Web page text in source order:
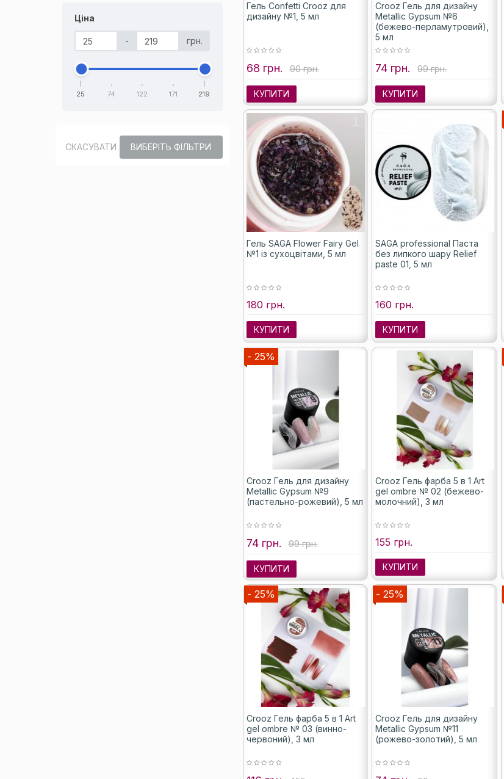
Ціна
- грн.
25 74 122 171 219
СКАСУВАТИ ВИБЕРІТЬ ФІЛЬТРИ
Гель Confetti Crooz для
дизайну №1, 5 мл
68 грн. 90 грн.
КУПИТИ
Crooz Гель для дизайну
Metallic Gypsum №6
(бежево-перламутровий),
5 мл
74 грн. 99 грн.
КУПИТИ
Гель SAGA Flower Fairy Gel
№1 із сухоцвітами, 5 мл
180 грн.
КУПИТИ
SAGA professional Паста
без липкого шару Relief
paste 01, 5 мл
160 грн.
КУПИТИ
- 25%
Crooz Гель для дизайну
Metallic Gypsum №9
(пастельно-рожевий), 5 мл
74 грн. 99 грн.
КУПИТИ
Crooz Гель фарба 5 в 1 Art
gel ombre № 02 (бежево-
молочний), 3 мл
155 грн.
КУПИТИ
- 25%
Crooz Гель фарба 5 в 1 Art
gel ombre № 03 (винно-
червоний), 3 мл
- 25%
Crooz Гель для дизайну
Metallic Gypsum №11
(рожево-золотий), 5 мл